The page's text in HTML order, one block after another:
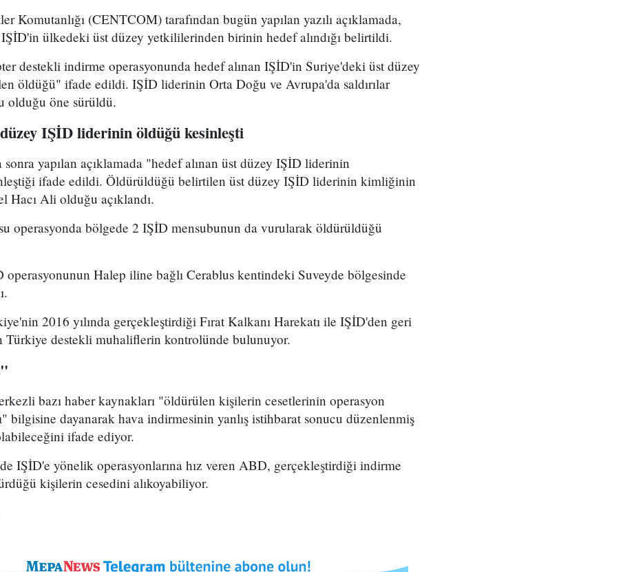
Komutanlığı (CENTCOM) tarafından bugün yapılan yazılı açıklamada,
ülkedeki üst düzey yetkililerinden birinin hedef alındığı belirtildi.
destekli indirme operasyonunda hedef alınan IŞİD'in Suriye'deki üst düzey
öldüğü" ifade edildi. IŞİD liderinin Orta Doğu ve Avrupa'da saldırılar
olduğu öne sürüldü.
IŞİD liderinin öldüğü kesinleşti
yapılan açıklamada "hedef alınan üst düzey IŞİD liderinin
ifade edildi. Öldürüldüğü belirtilen üst düzey IŞİD liderinin kimliğinin
Hacı Ali olduğu açıklandı.
operasyonda bölgede 2 IŞİD mensubunun da vurularak öldürüldüğü
Halep iline bağlı Cerablus kentindeki Suveyde bölgesinde
2016 yılında gerçekleştirdiği Fırat Kalkanı Harekatı ile IŞİD'den geri
Türkiye destekli muhaliflerin kontrolünde bulunuyor.
bazı haber kaynakları "öldürülen kişilerin cesetlerinin operasyon
bilgisine dayanarak hava indirmesinin yanlış istihbarat sonucu düzenlenmiş
ifade ediyor.
IŞİD'e yönelik operasyonlarına hız veren ABD, gerçekleştirdiği indirme
kişilerin cesedini alıkoyabiliyor.